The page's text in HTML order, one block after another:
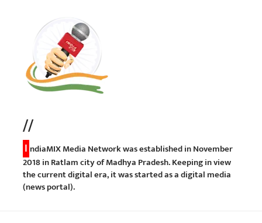
//
I ndiaMIX Media Network was established in November
2018 in Ratlam city of Madhya Pradesh. Keeping in view
the current digital era, it was started as a digital media
(news portal).